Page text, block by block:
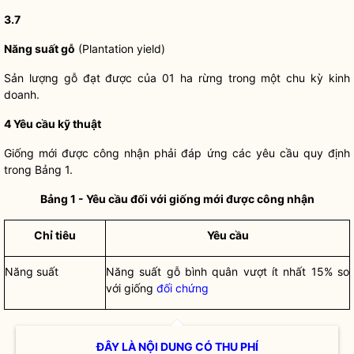
3.7
Năng suất gỗ (Plantation yield)
Sản lượng gỗ đạt được của 01 ha rừng trong một chu kỳ kinh
doanh.
4Yêu cầu kỹ thuật
Giống mới được công nhận phải đáp ứng các yêu cầu quy định
trong Bảng 1.
Bảng 1 - Yêu cầu đối với giống mới được công nhận
Chỉ tiêu Yêu cầu
Năng suất
Năng suất gỗ bình quân vượt ít nhất 15% so
với giống đối chứng
ĐÂY LÀ NỘI DUNG CÓ THU PHÍ